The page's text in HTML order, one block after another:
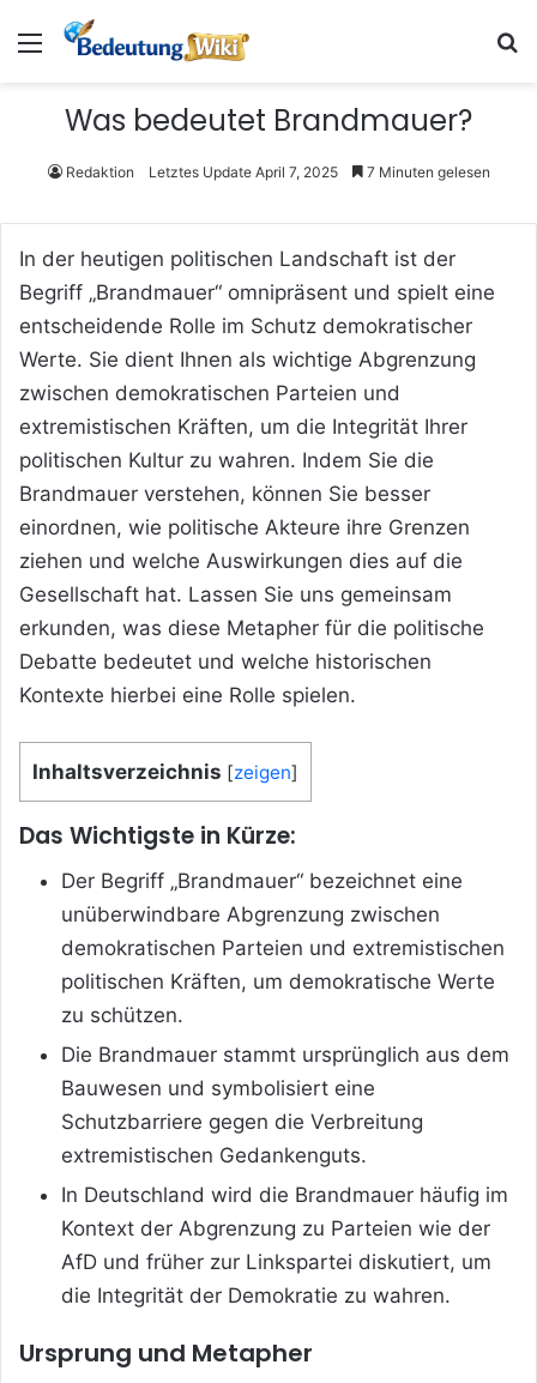
Menü
Was bedeutet Brandmauer?
Redaktion Letztes Update April 7, 2025 7 Minuten gelesen
In der heutigen politischen Landschaft ist der
Begriff „Brandmauer“ omnipräsent und spielt eine
entscheidende Rolle im Schutz demokratischer
Werte. Sie dient Ihnen als wichtige Abgrenzung
zwischen demokratischen Parteien und
extremistischen Kräften, um die Integrität Ihrer
politischen Kultur zu wahren. Indem Sie die
Brandmauer verstehen, können Sie besser
einordnen, wie politische Akteure ihre Grenzen
ziehen und welche Auswirkungen dies auf die
Gesellschaft hat. Lassen Sie uns gemeinsam
erkunden, was diese Metapher für die politische
Debatte bedeutet und welche historischen
Kontexte hierbei eine Rolle spielen.
Inhaltsverzeichnis [zeigen]
Das Wichtigste in Kürze:
Der Begriff „Brandmauer“ bezeichnet eine
unüberwindbare Abgrenzung zwischen
demokratischen Parteien und extremistischen
politischen Kräften, um demokratische Werte
zu schützen.
Die Brandmauer stammt ursprünglich aus dem
Bauwesen und symbolisiert eine
Schutzbarriere gegen die Verbreitung
extremistischen Gedankenguts.
In Deutschland wird die Brandmauer häufig im
Kontext der Abgrenzung zu Parteien wie der
AfD und früher zur Linkspartei diskutiert, um
die Integrität der Demokratie zu wahren.
Ursprung und Metapher